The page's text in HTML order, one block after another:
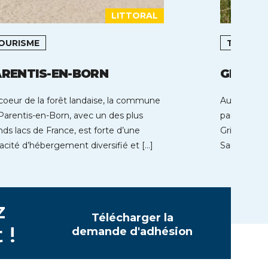
LITTORAL
EN-BORN
de la forêt landaise, la commune
en-Born, avec un des plus
lacs de France, est forte d’une
d’hébergement diversifié et […]
Au coeur
par son
Grimaud
Saint
!
Télécharger la
demande d'adhésion